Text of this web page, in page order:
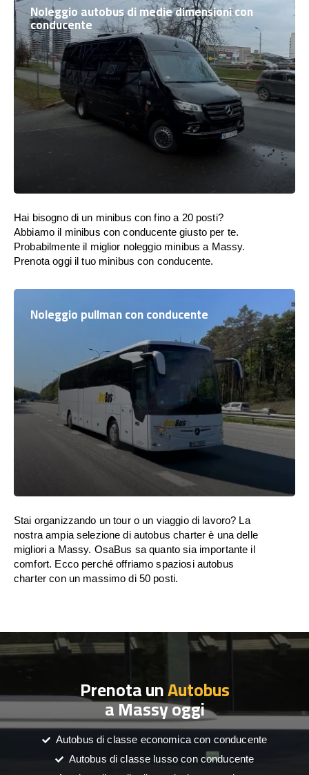
Noleggio autobus di medie dimensioni con
conducente
Hai bisogno di un minibus con fino a 20 posti?
Abbiamo il minibus con conducente giusto per te.
Probabilmente il miglior noleggio minibus a Massy.
Prenota oggi il tuo minibus con conducente.
Noleggio pullman con conducente
Stai organizzando un tour o un viaggio di lavoro? La
nostra ampia selezione di autobus charter è una delle
migliori a Massy. OsaBus sa quanto sia importante il
comfort. Ecco perché offriamo spaziosi autobus
charter con un massimo di 50 posti.
Prenota unAutobus
a Massy oggi
Autobus di classe economica con conducente
Autobus di classe lusso con conducente